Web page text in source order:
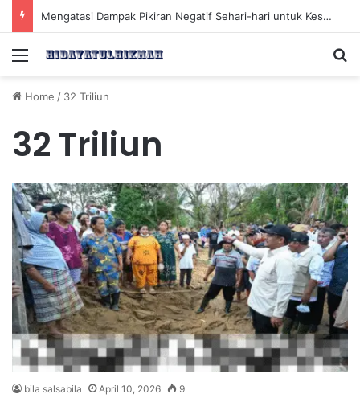
Mengatasi Dampak Pikiran Negatif Sehari-hari untuk Kesehatan Mental yang Lebih Baik
Menu
Home / 32 Triliun
32 Triliun
bila salsabila April 10, 2026 9